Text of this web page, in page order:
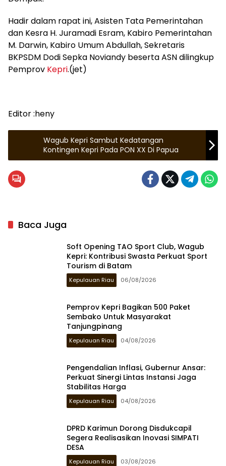
Hadir dalam rapat ini, Asisten Tata Pemerintahan
dan Kesra H. Juramadi Esram, Kabiro Pemerintahan
M. Darwin, Kabiro Umum Abdullah, Sekretaris
BKPSDM Dodi Sepka Noviandy beserta ASN dilingkup
Pemprov Kepri.(jet)
Editor :heny
Wagub Kepri Sambut Kedatangan
Kontingen Kepri Pada PON XX Di Papua
Baca Juga
Soft Opening TAO Sport Club, Wagub
Kepri: Kontribusi Swasta Perkuat Sport
Tourism di Batam
Kepulauan Riau 06/08/2026
Pemprov Kepri Bagikan 500 Paket
Sembako Untuk Masyarakat
Tanjungpinang
Kepulauan Riau 04/08/2026
Pengendalian Inflasi, Gubernur Ansar:
Perkuat Sinergi Lintas Instansi Jaga
Stabilitas Harga
Kepulauan Riau 04/08/2026
DPRD Karimun Dorong Disdukcapil
Segera Realisasikan Inovasi SIMPATI
DESA
Kepulauan Riau 03/08/2026